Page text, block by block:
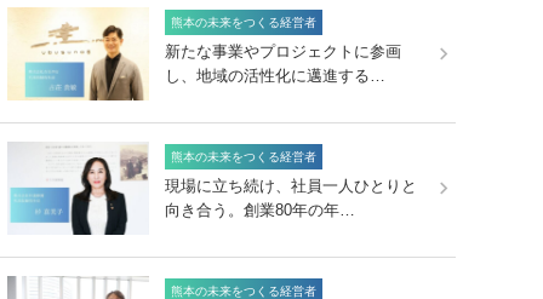
熊本の未来をつくる経営者
新たな事業やプロジェクトに参画
し、地域の活性化に邁進する…
熊本の未来をつくる経営者
現場に立ち続け、社員一人ひとりと
向き合う。創業80年の年…
熊本の未来をつくる経営者